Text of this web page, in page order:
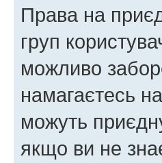
Права на
груп
можливо
намагаєтесь
можуть
якщо ви не